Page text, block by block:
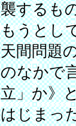
襲するも
もうとし
天間問題
のなかで
立」か》
はじまっ